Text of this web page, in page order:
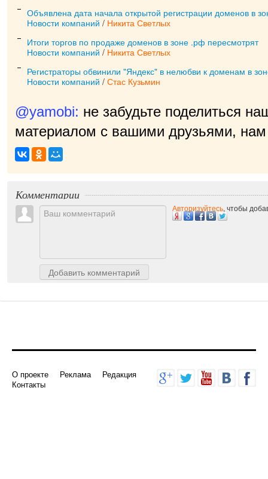
Объявлена дата начала открытой регистрации доменов в
Новости компаний / Никита Светлых
Итоги торгов по продаже доменов в зоне .рф пересмотрят
Новости компаний / Никита Светлых
Регистраторы обвинили "Яндекс" в нелюбви к доменам в
Новости компаний / Стас Кузьмин
@yamobi: не забудьте поделиться
материалом с вашими друзьями, нам
при|
Комментарии